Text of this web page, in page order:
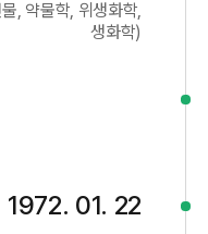
, 약물학, 위생화학,
생화학)
1972. 01. 22